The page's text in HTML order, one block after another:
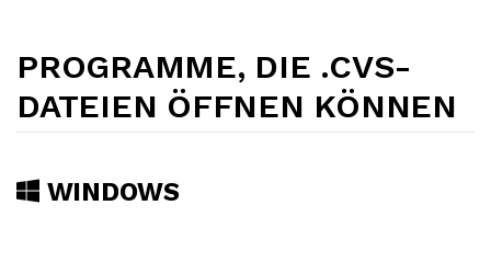
PROGRAMME, DIE .CVS-
DATEIEN ÖFFNEN KÖNNEN
WINDOWS